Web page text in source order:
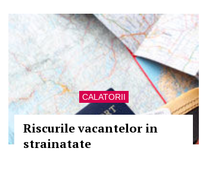
CALATORII
Riscurile vacantelor in
strainatate